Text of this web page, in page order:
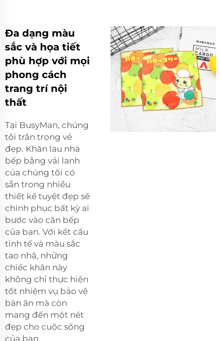
Đa dạng màu
sắc và họa tiết
phù hợp với mọi
phong cách
trang trí nội
thất
Tại BusyMan, chúng
tôi trân trọng vẻ
đẹp. Khăn lau nhà
bếp bằng vải lanh
của chúng tôi có
sẵn trong nhiều
thiết kế tuyệt đẹp sẽ
chinh phục bất kỳ ai
bước vào căn bếp
của bạn. Với kết cấu
tinh tế và màu sắc
tao nhã, những
chiếc khăn này
không chỉ thực hiện
tốt nhiệm vụ bảo vệ
bàn ăn mà còn
mang đến một nét
đẹp cho cuộc sống
của bạn.